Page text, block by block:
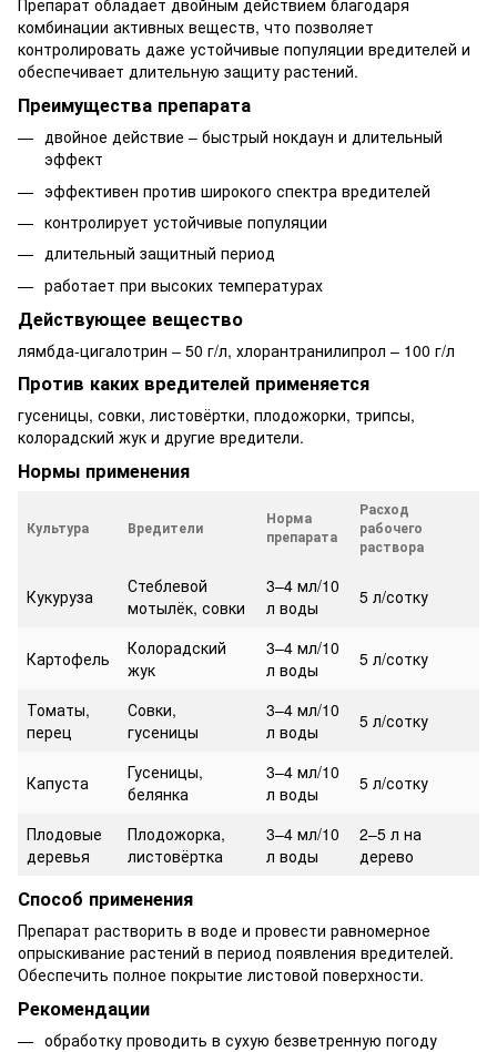
Препарат обладает двойным действием благодаря
комбинации активных веществ, что позволяет
контролировать даже устойчивые популяции вредителей и
обеспечивает длительную защиту растений.
Преимущества препарата
двойное действие – быстрый нокдаун и длительный
эффект
эффективен против широкого спектра вредителей
контролирует устойчивые популяции
длительный защитный период
работает при высоких температурах
Действующее вещество
лямбда-цигалотрин – 50 г/л, хлорантранилипрол – 100 г/л
Против каких вредителей применяется
гусеницы, совки, листовёртки, плодожорки, трипсы,
колорадский жук и другие вредители.
Нормы применения
Культура Вредители
Норма
препарата
Расход
рабочего
раствора
Кукуруза
Стеблевой
мотылёк, совки
3–4 мл/10
л воды
5 л/сотку
Картофель
Колорадский
жук
3–4 мл/10
л воды
5 л/сотку
Томаты,
перец
Совки,
гусеницы
3–4 мл/10
л воды
5 л/сотку
Капуста
Гусеницы,
белянка
3–4 мл/10
л воды
5 л/сотку
Плодовые
деревья
Плодожорка,
листовёртка
3–4 мл/10
л воды
2–5 л на
дерево
Способ применения
Препарат растворить в воде и провести равномерное
опрыскивание растений в период появления вредителей.
Обеспечить полное покрытие листовой поверхности.
Рекомендации
обработку проводить в сухую безветренную погоду